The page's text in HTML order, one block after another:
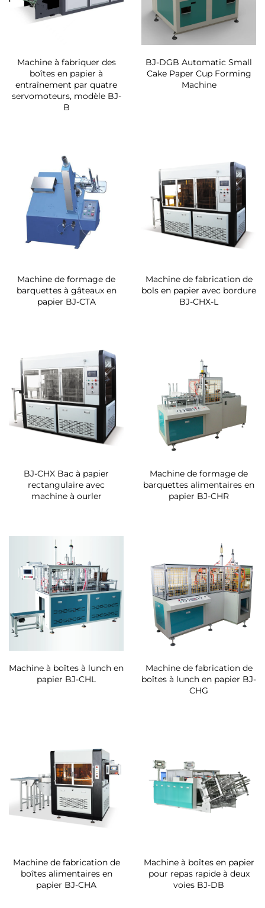
Machine à fabriquer des
boîtes en papier à
entraînement par quatre
servomoteurs, modèle BJ-
B
BJ-DGB Automatic Small
Cake Paper Cup Forming
Machine
Machine de formage de
barquettes à gâteaux en
papier BJ-CTA
Machine de fabrication de
bols en papier avec bordure
BJ-CHX-L
BJ-CHX Bac à papier
rectangulaire avec
machine à ourler
Machine de formage de
barquettes alimentaires en
papier BJ-CHR
Machine à boîtes à lunch en
papier BJ-CHL
Machine de fabrication de
boîtes à lunch en papier BJ-
CHG
Machine de fabrication de
boîtes alimentaires en
papier BJ-CHA
Machine à boîtes en papier
pour repas rapide à deux
voies BJ-DB